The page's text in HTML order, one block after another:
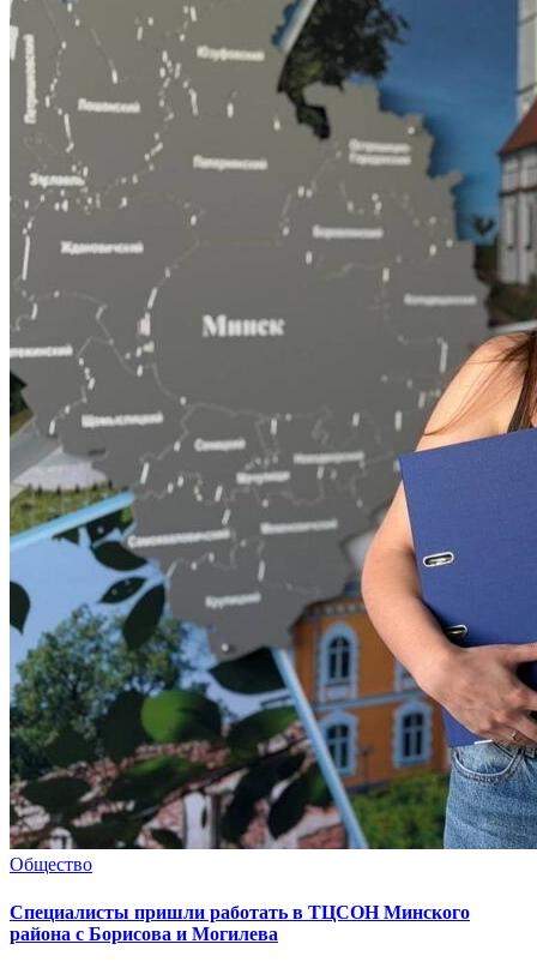
Общество
Специалисты пришли работать в ТЦСОН Минского
района с Борисова и Могилева